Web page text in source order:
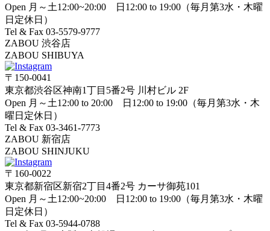
Open 月～土12:00~20:00 日12:00 to 19:00（毎月第3水・木曜
日定休日）
Tel & Fax 03-5579-9777
ZABOU 渋谷店
ZABOU SHIBUYA
〒150-0041
東京都渋谷区神南1丁目5番2号 川村ビル 2F
Open 月～土12:00 to 20:00 日12:00 to 19:00（毎月第3水・木
曜日定休日）
Tel & Fax 03-3461-7773
ZABOU 新宿店
ZABOU SHINJUKU
〒160-0022
東京都新宿区新宿2丁目4番2号 カーサ御苑101
Open 月～土12:00~20:00 日12:00 to 19:00（毎月第3水・木曜
日定休日）
Tel & Fax 03-5944-0788